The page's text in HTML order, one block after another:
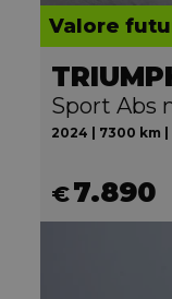
Valore
Sport Abs
2024 | 7300 km |
€7.890